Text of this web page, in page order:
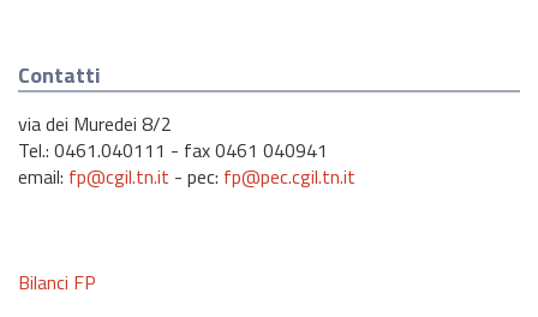
Contatti
via dei Muredei 8/2
Tel.: 0461.040111 - fax 0461 040941
email: fp@cgil.tn.it - pec: fp@pec.cgil.tn.it
Bilanci FP